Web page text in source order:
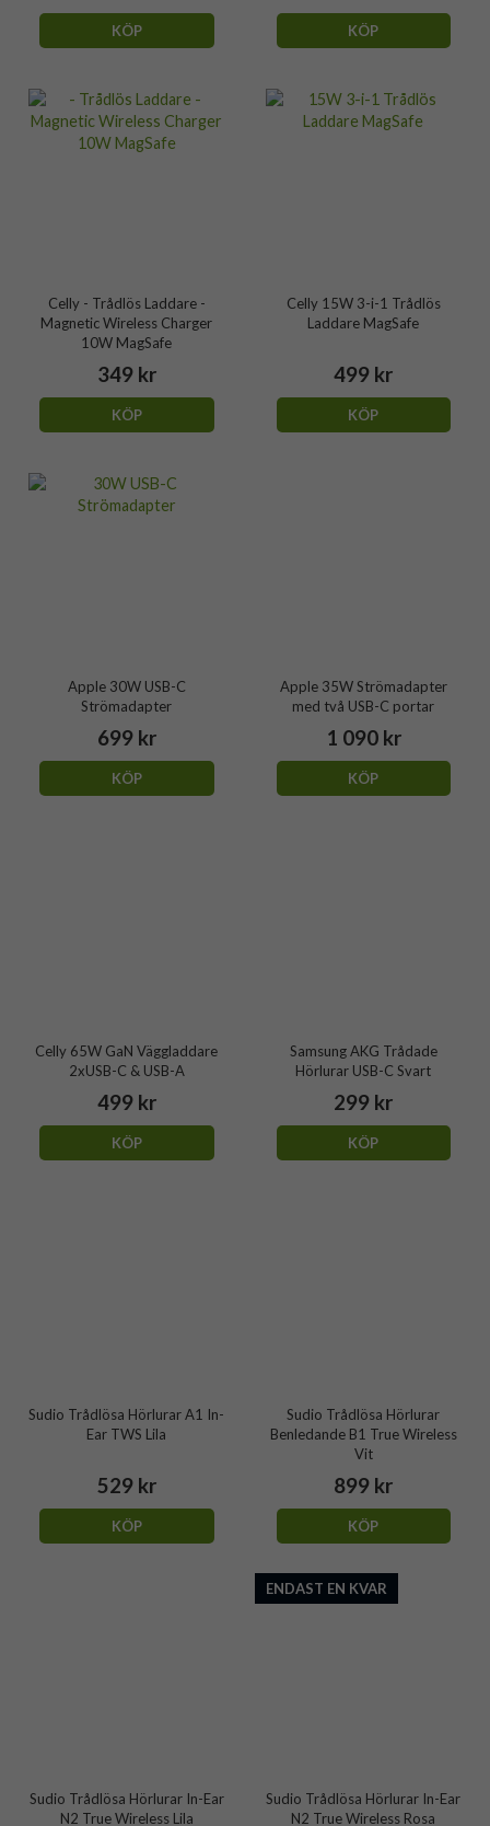
KÖP KÖP
Celly - Trådlös Laddare -
Magnetic Wireless Charger
10W MagSafe
349 kr
KÖP
Celly 15W 3-i-1 Trådlös
Laddare MagSafe
499 kr
KÖP
Apple 30W USB-C
Strömadapter
699 kr
KÖP
Apple 35W Strömadapter
med två USB-C portar
1 090 kr
KÖP
Celly 65W GaN Väggladdare
2xUSB-C & USB-A
499 kr
KÖP
Samsung AKG Trådade
Hörlurar USB-C Svart
299 kr
KÖP
Sudio Trådlösa Hörlurar A1 In-
Ear TWS Lila
529 kr
KÖP
Sudio Trådlösa Hörlurar
Benledande B1 True Wireless
Vit
899 kr
KÖP
Sudio Trådlösa Hörlurar In-Ear
N2 True Wireless Lila
ENDAST EN KVAR
Sudio Trådlösa Hörlurar In-Ear
N2 True Wireless Rosa